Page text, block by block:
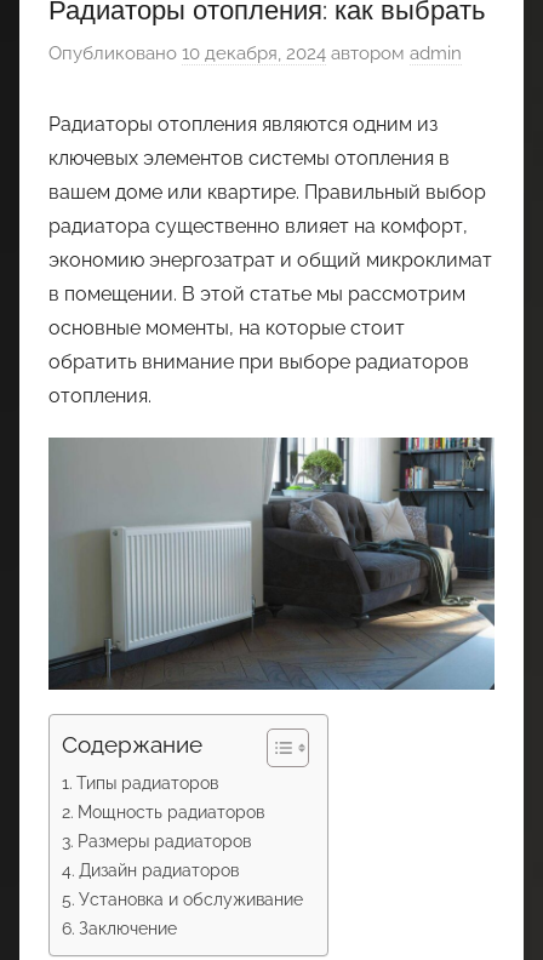
Радиаторы отопления: как выбрать
Опубликовано 10 декабря, 2024 автором admin
Радиаторы отопления являются одним из
ключевых элементов системы отопления в
вашем доме или квартире. Правильный выбор
радиатора существенно влияет на комфорт,
экономию энергозатрат и общий микроклимат
в помещении. В этой статье мы рассмотрим
основные моменты, на которые стоит
обратить внимание при выборе радиаторов
отопления.
Содержание
Типы радиаторов
Мощность радиаторов
Размеры радиаторов
Дизайн радиаторов
Установка и обслуживание
Заключение